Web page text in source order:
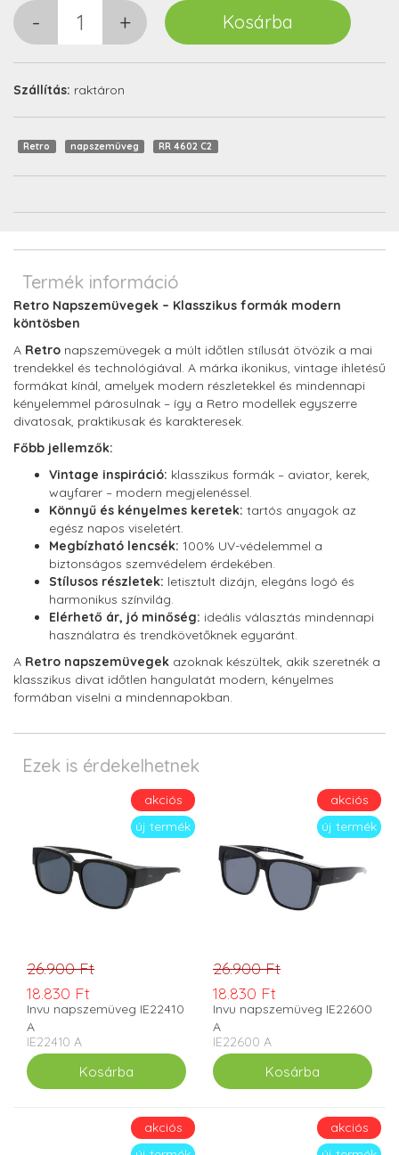
Szállítás: raktáron
Retro napszemüveg RR 4602 C2
Termék információ
Retro Napszemüvegek – Klasszikus formák modern
köntösben
A Retro napszemüvegek a múlt időtlen stílusát ötvözik a mai
trendekkel és technológiával. A márka ikonikus, vintage ihletésű
formákat kínál, amelyek modern részletekkel és mindennapi
kényelemmel párosulnak – így a Retro modellek egyszerre
divatosak, praktikusak és karakteresek.
Főbb jellemzők:
Vintage inspiráció: klasszikus formák – aviator, kerek,
wayfarer – modern megjelenéssel.
Könnyű és kényelmes keretek: tartós anyagok az
egész napos viseletért.
Megbízható lencsék: 100% UV-védelemmel a
biztonságos szemvédelem érdekében.
Stílusos részletek: letisztult dizájn, elegáns logó és
harmonikus színvilág.
Elérhető ár, jó minőség: ideális választás mindennapi
használatra és trendkövetőknek egyaránt.
A Retro napszemüvegek azoknak készültek, akik szeretnék a
klasszikus divat időtlen hangulatát modern, kényelmes
formában viselni a mindennapokban.
Ezek is érdekelhetnek
akciós
új termék
26.900 Ft
18.830 Ft
Invu napszemüveg IE22410
A
IE22410 A
akciós
új termék
26.900 Ft
18.830 Ft
Invu napszemüveg IE22600
A
IE22600 A
akciós
akciós